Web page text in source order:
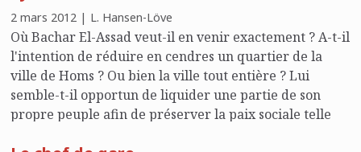
2 mars 2012 | L. Hansen-Löve
Où Bachar El-Assad veut-il en venir exactement ? A-t-il
l'intention de réduire en cendres un quartier de la
ville de Homs ? Ou bien la ville tout entière ? Lui
semble-t-il opportun de liquider une partie de son
propre peuple afin de préserver la paix sociale telle